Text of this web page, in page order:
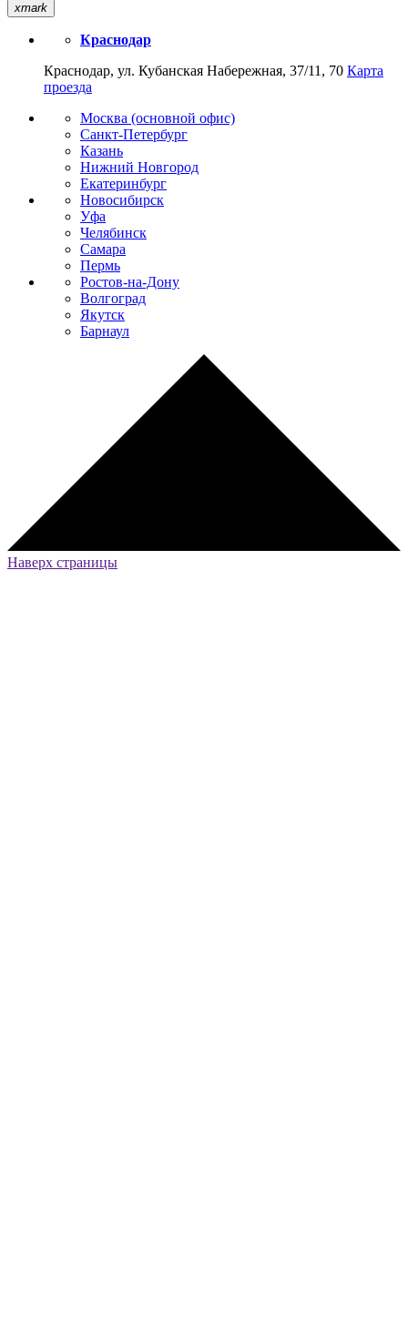
xmark
Краснодар
Краснодар, ул. Кубанская Набережная, 37/11, 70 Карта
проезда
Москва (основной офис)
Санкт-Петербург
Казань
Нижний Новгород
Екатеринбург
Новосибирск
Уфа
Челябинск
Самара
Пермь
Ростов-на-Дону
Волгоград
Якутск
Барнаул
Наверх страницы